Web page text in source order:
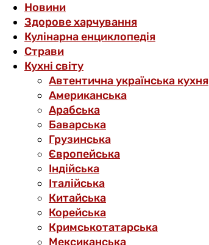
Новини
Здорове харчування
Кулінарна енциклопедія
Страви
Кухні світу
Автентична українська кухня
Американська
Арабська
Баварська
Грузинська
Європейська
Індійська
Італійська
Китайська
Корейська
Кримськотатарська
Мексиканська